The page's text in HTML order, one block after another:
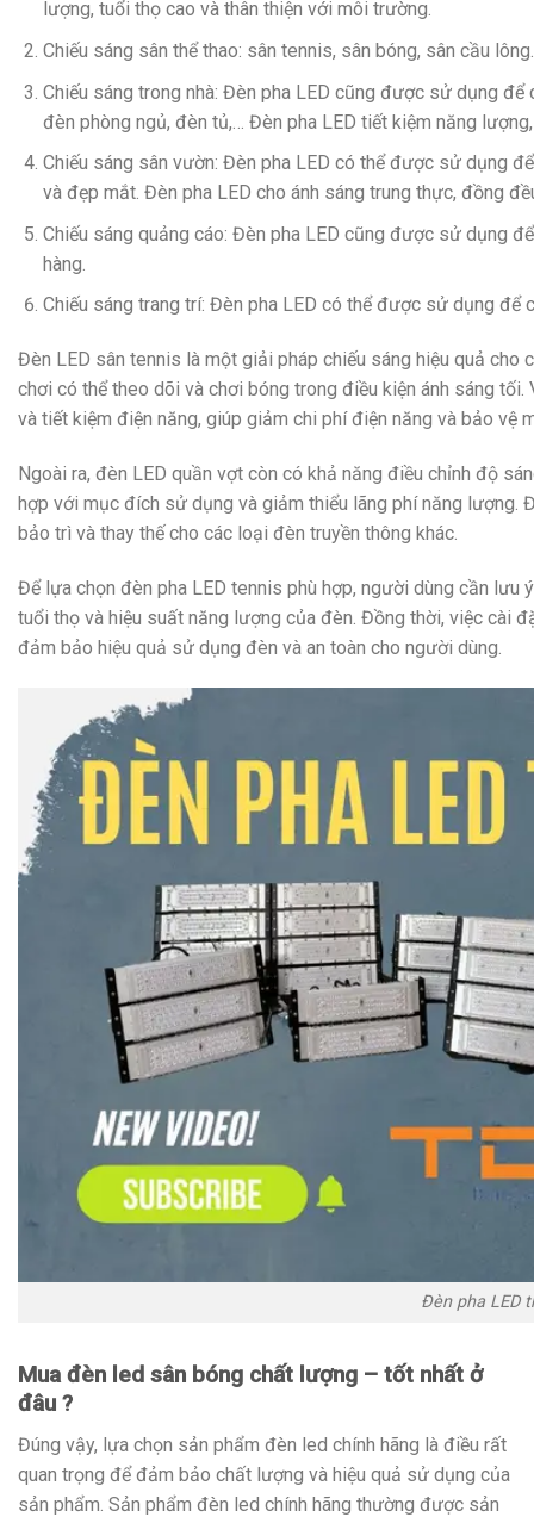
lượng, tuổi thọ cao và thân thiện với môi trường.
Chiếu sáng sân thể thao: sân tennis, sân bóng, sân cầu
Chiếu sáng trong nhà: Đèn pha LED cũng được sử dụng
đèn phòng ngủ, đèn tủ,… Đèn pha LED tiết kiệm năng
Chiếu sáng sân vườn: Đèn pha LED có thể được sử dụng
và đẹp mắt. Đèn pha LED cho ánh sáng trung thực, đồng
Chiếu sáng quảng cáo: Đèn pha LED cũng được sử dụng
hàng.
Chiếu sáng trang trí: Đèn pha LED có thể được sử dụng để
Đèn LED sân tennis là một giải pháp chiếu sáng hiệu quả
chơi có thể theo dõi và chơi bóng trong điều kiện ánh sáng
và tiết kiệm điện năng, giúp giảm chi phí điện năng và bảo vệ
Ngoài ra, đèn LED quần vợt còn có khả năng điều chỉnh độ
hợp với mục đích sử dụng và giảm thiểu lãng phí năng lượng.
bảo trì và thay thế cho các loại đèn truyền thông khác.
Để lựa chọn đèn pha LED tennis phù hợp, người dùng cần
tuổi thọ và hiệu suất năng lượng của đèn. Đồng thời, việc cài
đảm bảo hiệu quả sử dụng đèn và an toàn cho người dùng.
Đèn pha LED
Mua đèn led sân bóng chất lượng – tốt nhất ở
đâu ?
Đúng vậy, lựa chọn sản phẩm đèn led chính hãng là điều rất
quan trọng để đảm bảo chất lượng và hiệu quả sử dụng của
sản phẩm. Sản phẩm đèn led chính hãng thường được sản